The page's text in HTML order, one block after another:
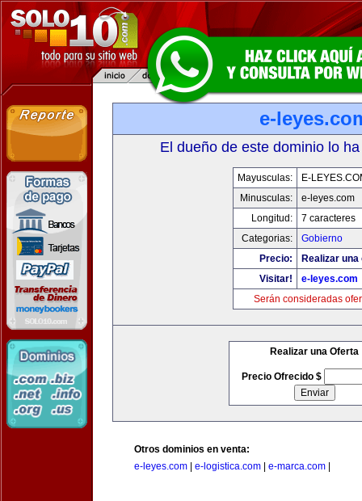
e-
El dueño de este dominio lo
Mayusculas:
E-
Minusculas:
e-leyes.com
Longitud:
7 caracteres
Categorias:
Gobierno
Precio:
Realizar
Visitar!
e-leyes.com
Serán consideradas
Realizar una Oferta
Precio Ofrecido $
Otros dominios en venta:
e-leyes.com
e-logistica.com e-marca.com